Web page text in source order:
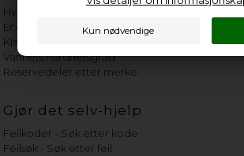
Hvor gammelt er apparatet mitt?
Er det verdt å reparere?
Klage på bassengrobot
Vannets hardhetsgrad
Reservedeler etter merke
Gjør det selv-hjelp
Feilkoder - Søk etter kode
Feilsøk - Søk etter feil